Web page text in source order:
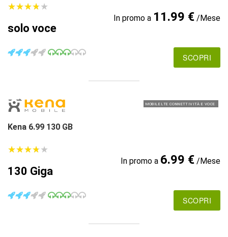
★★★★★
★★★★★
solo voce
In promo a 11.99 €/Mese
SCOPRI
MOBILE LTE CONNETTIVITÀ E VOCE
Kena 6.99 130 GB
★★★★★
★★★★★
130 Giga
In promo a 6.99 €/Mese
SCOPRI